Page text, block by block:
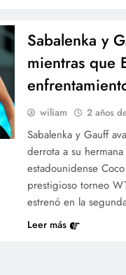
Sabalenka y
mientras que
wiliam 2 años
Sabalenka y Gauff
derrota a su
estadounidense
prestigioso torneo
estrenó en la
Leer más